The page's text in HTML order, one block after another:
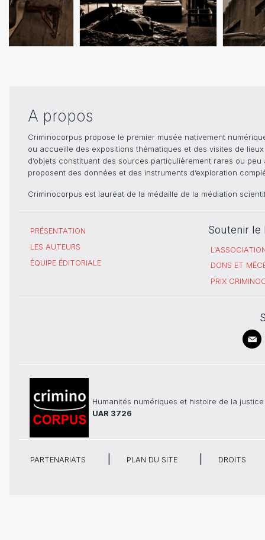
A propos
Criminocorpus propose le premier musée nativement
ou accueille des expositions thématiques et des visites de
d’objets constituant des sources particulièrement rares ou
proposent des données et des instruments d’exploration
Criminocorpus est lauréat de la médaille de la médiation
PRÉSENTATION
LES AUTEURS
ÉQUIPE ÉDITORIALE
Soutenir le
DONS ET
PRIX
Humanités numériques et histoire de la justice
UAR 3726
PARTENARIATS PLAN DU SITE DROITS